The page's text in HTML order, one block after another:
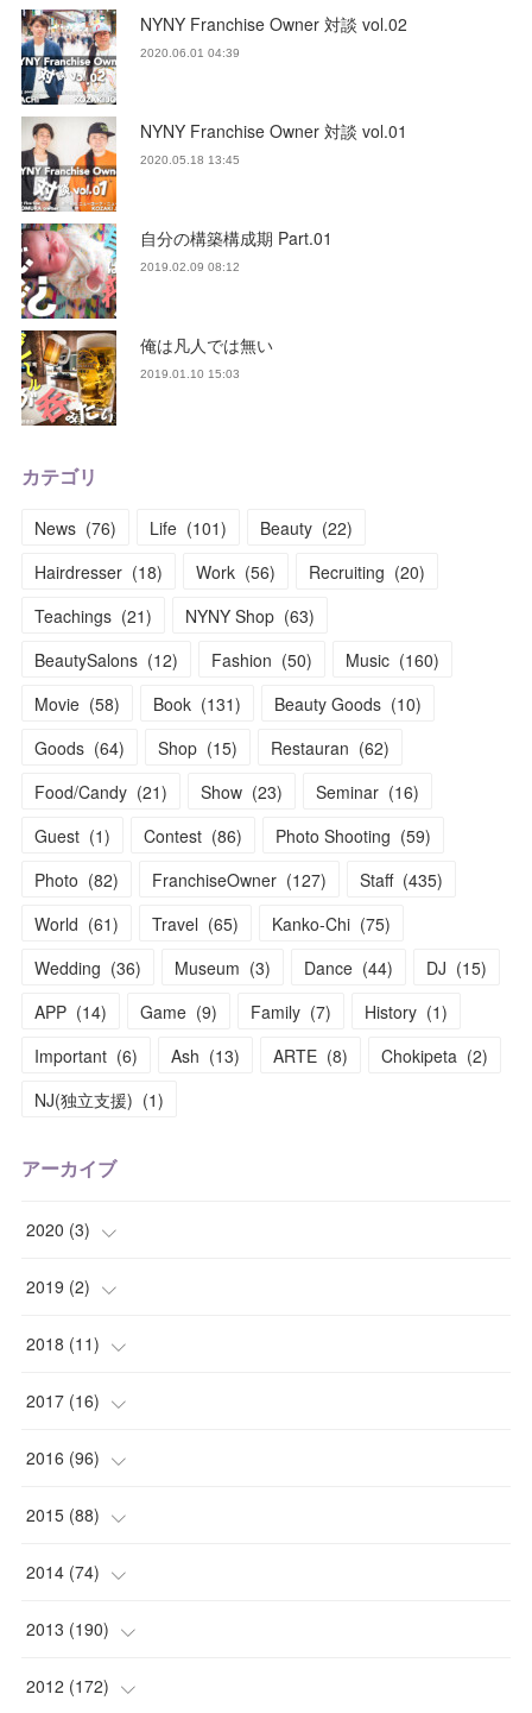
NYNY Franchise Owner 対談 vol.02
2020.06.01 04:39
NYNY Franchise Owner 対談 vol.01
2020.05.18 13:45
自分の構築構成期 Part.01
2019.02.09 08:12
俺は凡人では無い
2019.01.10 15:03
カテゴリ
News (76) Life (101) Beauty (22)
Hairdresser (18) Work (56) Recruiting (20)
Teachings (21) NYNY Shop (63)
BeautySalons (12) Fashion (50) Music (160)
Movie (58) Book (131) Beauty Goods (10)
Goods (64) Shop (15) Restauran (62)
Food/Candy (21) Show (23) Seminar (16)
Guest (1) Contest (86) Photo Shooting (59)
Photo (82) FranchiseOwner (127) Staff (435)
World (61) Travel (65) Kanko-Chi (75)
Wedding (36) Museum (3) Dance (44) DJ (15)
APP (14) Game (9) Family (7) History (1)
Important (6) Ash (13) ARTE (8) Chokipeta (2)
NJ(独立支援) (1)
アーカイブ
2020 (3)
(1
( 1)
(1)
2019 (2)
( 1)
(1)
2018 (11)
(2)
(1)
(1)
(1)
( 3 )
2017 (16)
(1)
(2)
(1)
(3)
(1)
2016 (96)
(2)
(5)
(6)
(3)
2015 (88)
(4)
(7)
(6)
2014 (74)
(9)
(14)
2013 (190)
(17)
2012 (172)